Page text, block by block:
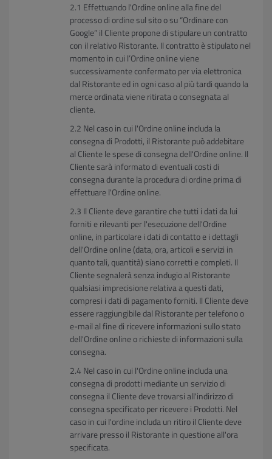
Effettuando l'Ordine online alla fine del
processo di ordine sul sito o su “Ordinare con
Google” il Cliente propone di stipulare un contratto
con il relativo Ristorante. Il contratto è stipulato nel
momento in cui l’Ordine online viene
successivamente confermato per via elettronica
dal Ristorante ed in ogni caso al più tardi quando la
merce ordinata viene ritirata o consegnata al
cliente.
Nel caso in cui l'Ordine online includa la
consegna di Prodotti, il Ristorante può addebitare
al Cliente le spese di consegna dell'Ordine online. Il
Cliente sarà informato di eventuali costi di
consegna durante la procedura di ordine prima di
effettuare l'Ordine online.
Il Cliente deve garantire che tutti i dati da lui
forniti e rilevanti per l'esecuzione dell'Ordine
online, in particolare i dati di contatto e i dettagli
dell'Ordine online (data, ora, articoli e servizi in
quanto tali, quantità) siano corretti e completi. Il
Cliente segnalerà senza indugio al Ristorante
qualsiasi imprecisione relativa a questi dati,
compresi i dati di pagamento forniti. Il Cliente deve
essere raggiungibile dal Ristorante per telefono o
e-mail al fine di ricevere informazioni sullo stato
dell'Ordine online o richieste di informazioni sulla
consegna.
Nel caso in cui l'Ordine online includa una
consegna di prodotti mediante un servizio di
consegna il Cliente deve trovarsi all'indirizzo di
consegna specificato per ricevere i Prodotti. Nel
caso in cui l'ordine includa un ritiro il Cliente deve
arrivare presso il Ristorante in questione all'ora
specificata.